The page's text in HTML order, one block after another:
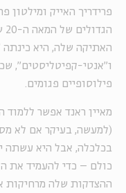
פרידריך האייק ומילטון
האתיקה שלה, היא כינתה
ו״אנטי-קפיטליסטים״,
פילוסופיים פגומים.
מאיין ראנד אפשר
(למעשה, בעיקר אם לא
בכלכלה, אבל היא עשתה
כולם – כדי להעמיד את
ההצדקות שלה מרחיקות